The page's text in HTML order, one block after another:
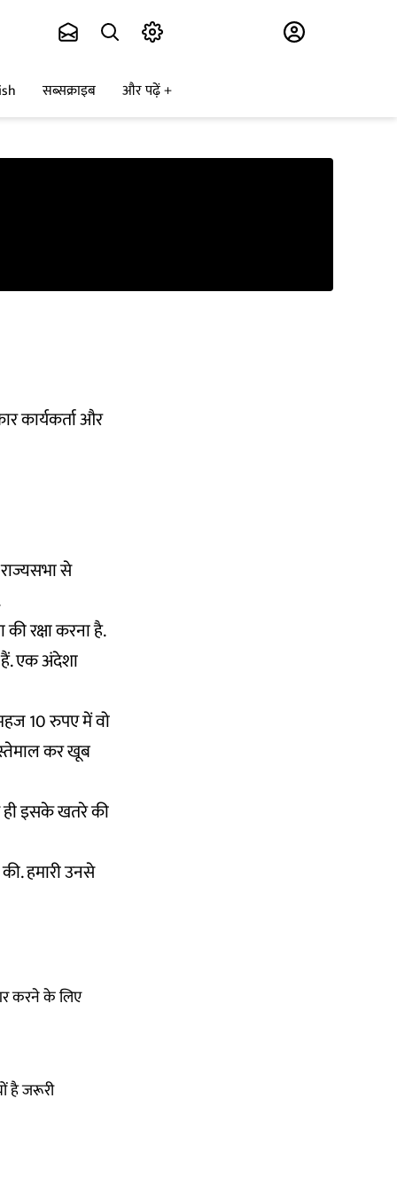
सब्सक्राइब और पढ़ें
कार्यकर्ता और
से
रक्षा करना है.
एक अंदेशा
10 रुपए में वो
कर खूब
इसके खतरे की
हमारी उनसे
करने के लिए
है जरूरी